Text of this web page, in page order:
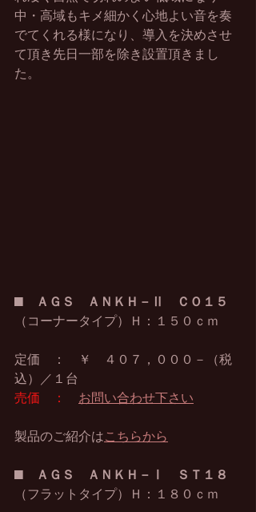
中・高域もキメ細かく心地よい音を奏
でてくれる様になり、導入を決めさせ
て頂き先日一部を除き設置頂きまし
た。
■
ＡＧＳ　ＡＮＫＨ－Ⅱ　ＣＯ１５
（コーナータイプ）Ｈ：１５０ｃｍ
定価　：　￥　４０７，０００－（税
込）／１台
売価　：
お問い合わせ下さい
製品のご紹介はこちらから
■
ＡＧＳ　ＡＮＫＨ－Ⅰ　ＳＴ１８
（フラットタイプ）Ｈ：１８０ｃｍ